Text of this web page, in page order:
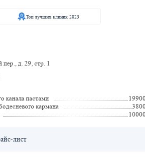
Топ лучших клиник 2023
д. 29, стр. 1
канала пастами
кармана
лист